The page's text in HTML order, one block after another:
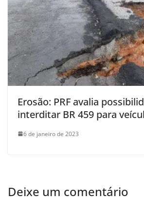
Erosão: PRF avalia
interditar BR 459 para
6 de janeiro de 2023
Deixe um comentário